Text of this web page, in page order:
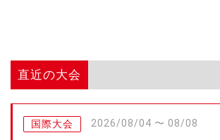
直近の大会
国際大会 2026/08/04 〜 08/08